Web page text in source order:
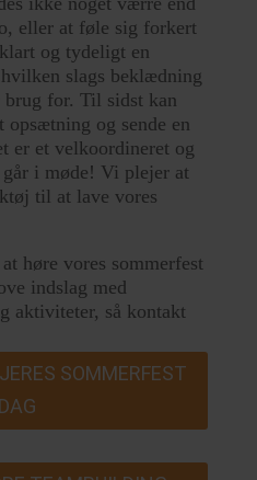
eller at føle sig forkert
og tydeligt en
slags beklædning
for. Til sidst kan
og sende en
er et velkoordineret og
i møde! Vi plejer at
til at lave vores
høre vores sommerfest
indslag med
aktiviteter, så kontakt
SOMMERFEST